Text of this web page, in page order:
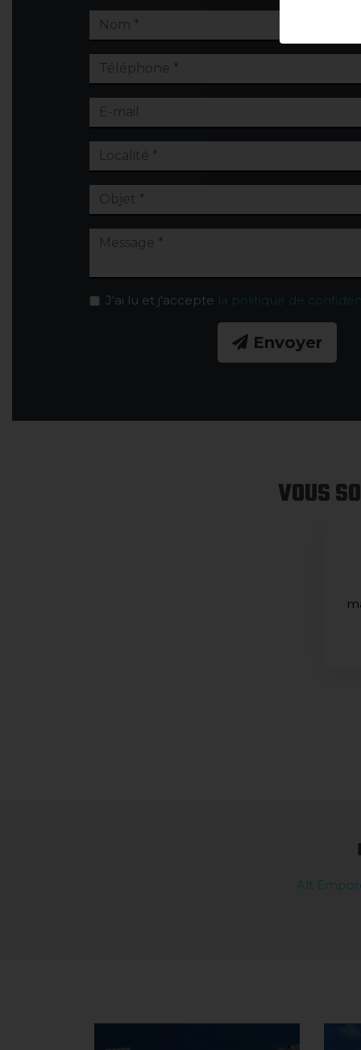
J'ai lu et j'accepte la politique de
Envoyer
VOUS
Alt